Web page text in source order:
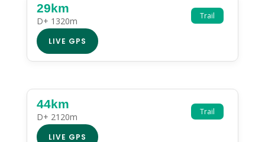
Trail
29km
D+ 1320m
LIVE GPS
Trail
44km
D+ 2120m
LIVE GPS